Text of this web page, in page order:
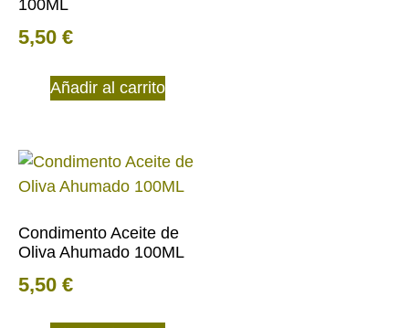
100ML
5,50 €
Añadir al carrito
Condimento Aceite de
Oliva Ahumado 100ML
5,50 €